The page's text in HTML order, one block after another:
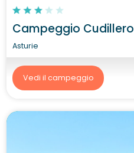
Campeggio Cudillero
Asturie
Vedi il campeggio